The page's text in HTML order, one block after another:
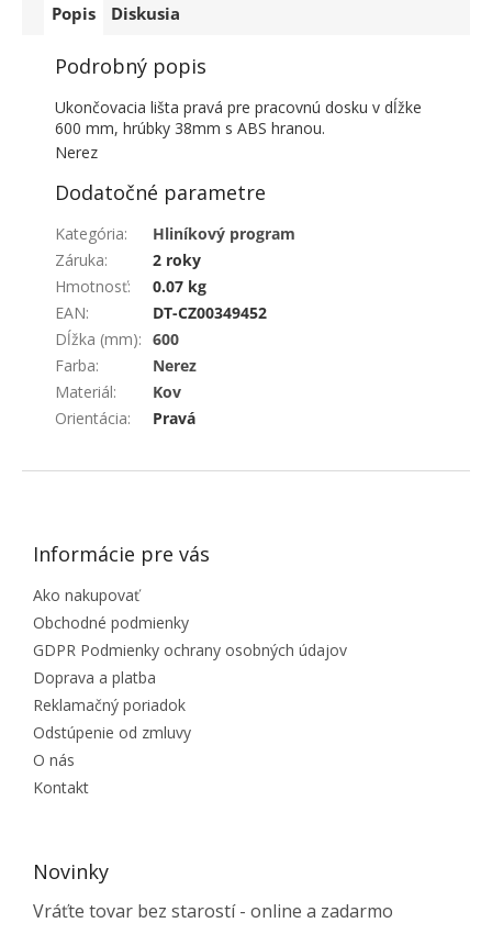
Popis Diskusia
Podrobný popis
Ukončovacia lišta pravá pre pracovnú dosku v dĺžke
600 mm, hrúbky 38mm s ABS hranou.
Nerez
Dodatočné parametre
Kategória:
Hliníkový program
Záruka:
2 roky
Hmotnosť:
0.07 kg
EAN:
DT-CZ00349452
Dĺžka (mm): 600
Farba:
Nerez
Materiál:
Kov
Orientácia: Pravá
ZÁPÄTIE
Informácie pre vás
Ako nakupovať
Obchodné podmienky
GDPR Podmienky ochrany osobných údajov
Doprava a platba
Reklamačný poriadok
Odstúpenie od zmluvy
O nás
Kontakt
Novinky
Vráťte tovar bez starostí - online a zadarmo